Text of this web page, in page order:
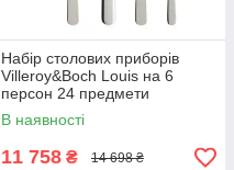
Набір столових приборів
Villeroy&Boch Louis на 6
персон 24 предмети
1264089037
В наявності
11 758 ₴ 14 698 ₴